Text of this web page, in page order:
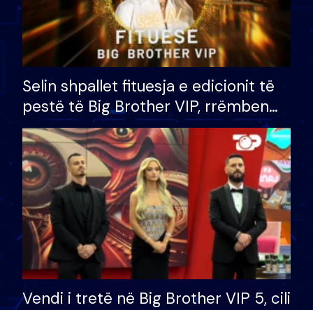
Selin shpallet fituesja e edicionit të
pestë të Big Brother VIP, rrëmben
çmimin e madh prej 100 mijë eurosh
Vendi i tretë në Big Brother VIP 5, cili